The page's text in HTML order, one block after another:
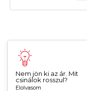
Nem jön ki az ár. Mit
csinálok rosszul?
Elolvasom